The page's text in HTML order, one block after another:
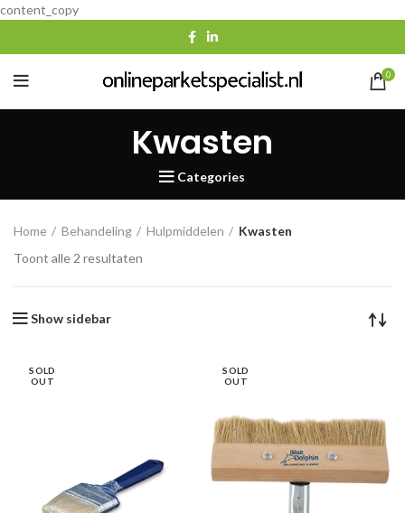
content_copy
0
Kwasten
Categories
Home Behandeling Hulpmiddelen
Kwasten
Toont alle 2 resultaten
Show sidebar
SOLD
OUT
SOLD
OUT